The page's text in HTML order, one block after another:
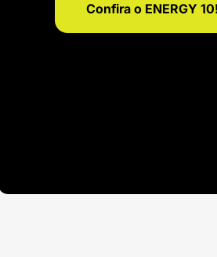
Confira o ENERGY 10!